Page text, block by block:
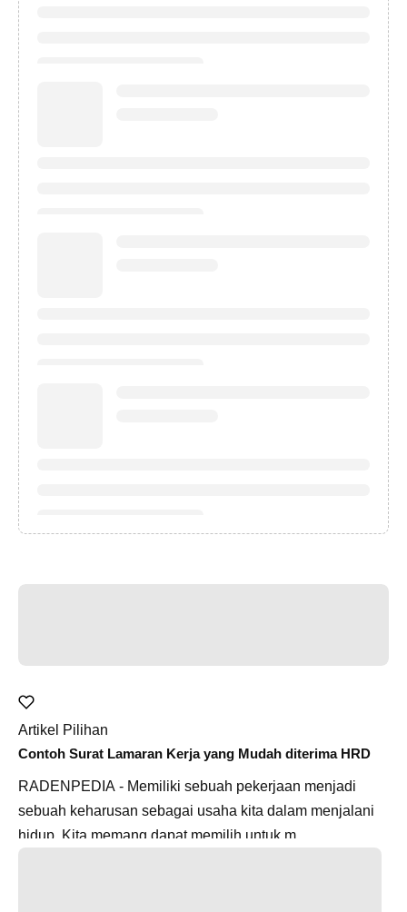
Artikel Pilihan
Contoh Surat Lamaran Kerja yang Mudah diterima HRD
RADENPEDIA - Memiliki sebuah pekerjaan menjadi
sebuah keharusan sebagai usaha kita dalam menjalani
hidup. Kita memang dapat memilih untuk m...